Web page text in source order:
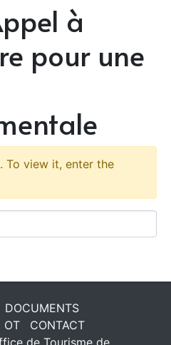
à
pour une
To view it, enter the
DOCUMENTS
OT
CONTACT
de Tourisme de